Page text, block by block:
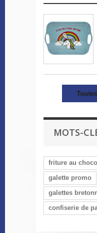
MOTS-
friture au
galette promo
galettes
confiserie de